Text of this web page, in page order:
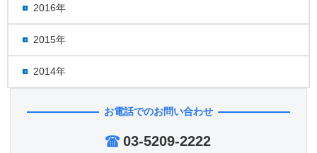
2016年
2015年
2014年
お電話でのお問い合わせ
03-5209-2222